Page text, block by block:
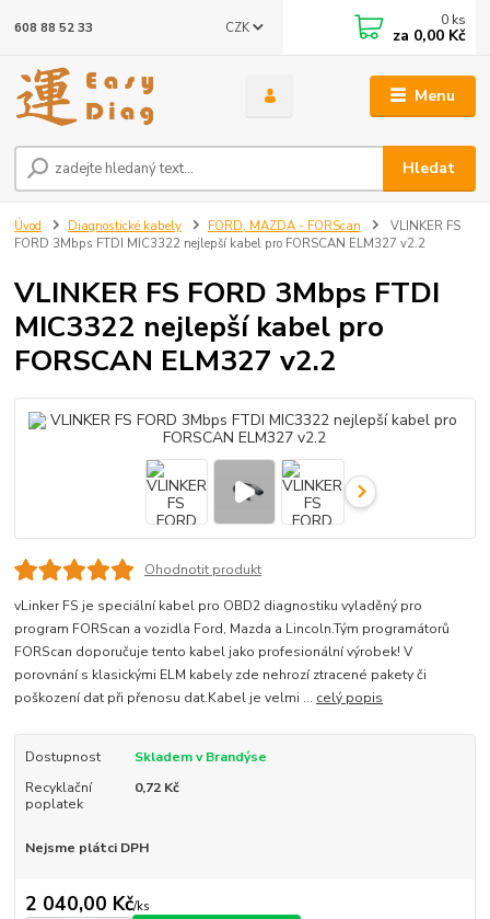
Menu
CZK
Hledat
608 88 52 33 0 ks
za 0,00 Kč
Úvod Diagnostické kabely FORD, MAZDA - FORScan
VLINKER FS
FORD 3Mbps FTDI MIC3322 nejlepší kabel pro FORSCAN ELM327 v2.2
VLINKER FS FORD 3Mbps FTDI
MIC3322 nejlepší kabel pro
FORSCAN ELM327 v2.2
Ohodnotit produkt
vLinker FS je speciální kabel pro OBD2 diagnostiku vyladěný pro
program FORScan a vozidla Ford, Mazda a Lincoln.Tým programátorů
FORScan doporučuje tento kabel jako profesionální výrobek! V
porovnání s klasickými ELM kabely zde nehrozí ztracené pakety či
poškození dat při přenosu dat.Kabel je velmi ... celý popis
Dostupnost
Skladem v Brandýse
Recyklační
poplatek
0,72 Kč
Nejsme plátci DPH
2 040,00 Kč/ks